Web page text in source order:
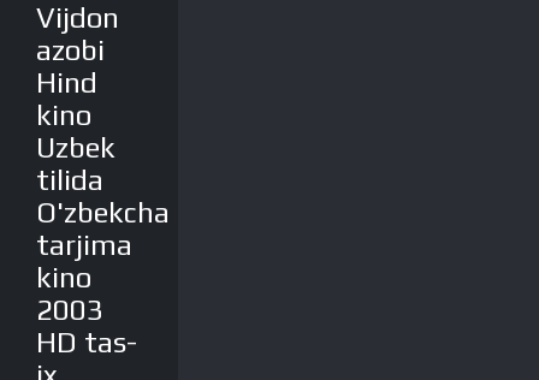
Vijdon
azobi
Hind
kino
Uzbek
tilida
O'zbekcha
tarjima
kino
2003
HD tas-